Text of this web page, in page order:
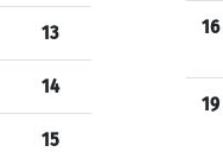
13
14
15
16
19